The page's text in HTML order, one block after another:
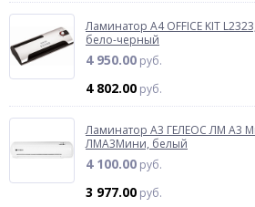
Ламинатор A4 OFFICE KIT L2323,
бело-черный
4 950.00 руб.
4 802.00 руб.
Ламинатор A3 ГЕЛЕОС ЛМ A3
ЛМА3Мини, белый
4 100.00 руб.
3 977.00 руб.